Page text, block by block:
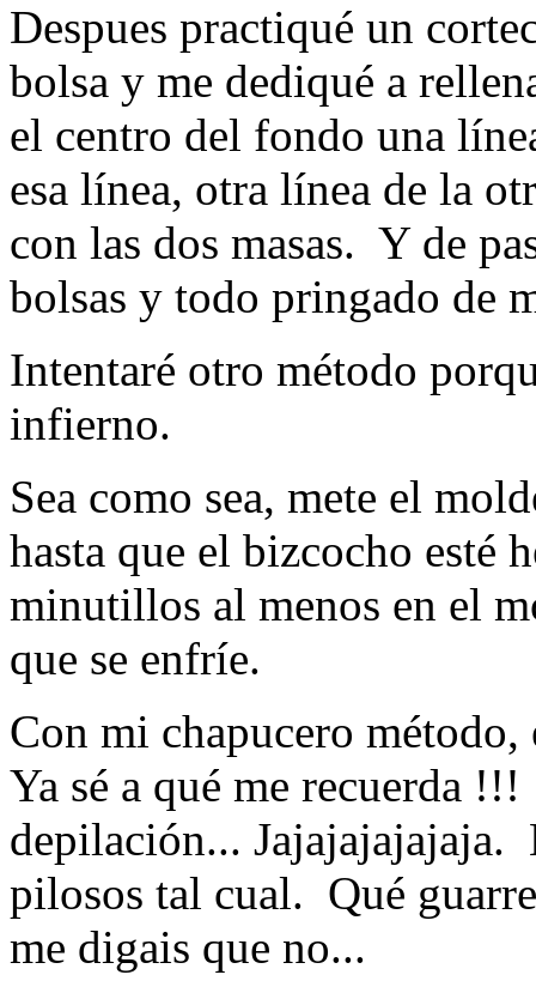
Despues practiqué un
bolsa y me dediqué a
el centro del fondo una
esa línea, otra línea de la
con las dos masas. Y de
bolsas y todo pringado de
Intentaré otro método
infierno.
Sea como sea, mete el
hasta que el bizcocho esté
minutillos al menos en el
que se enfríe.
Con mi chapucero método,
Ya sé a qué me recuerda
depilación...
pilosos tal cual. Qué
me digais que no...